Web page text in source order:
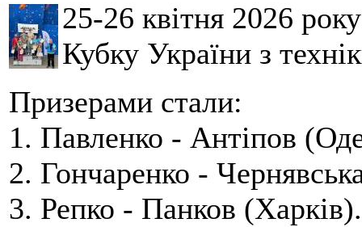
25-26 квітня 2026
Кубку України з
Призерами стали:
1. Павленко - Антіпов
2. Гончаренко -
3. Репко - Панков (Харків).